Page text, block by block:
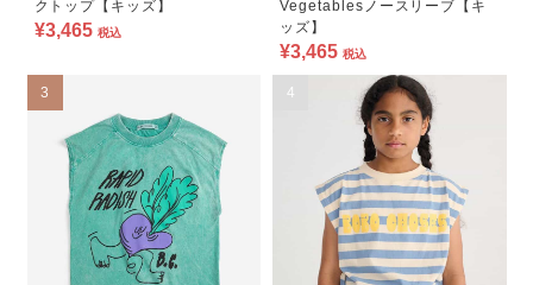
クトップ【キッズ】
¥3,465 税込
Vegetablesノースリーブ【キ
ッズ】
¥3,465 税込
3 4